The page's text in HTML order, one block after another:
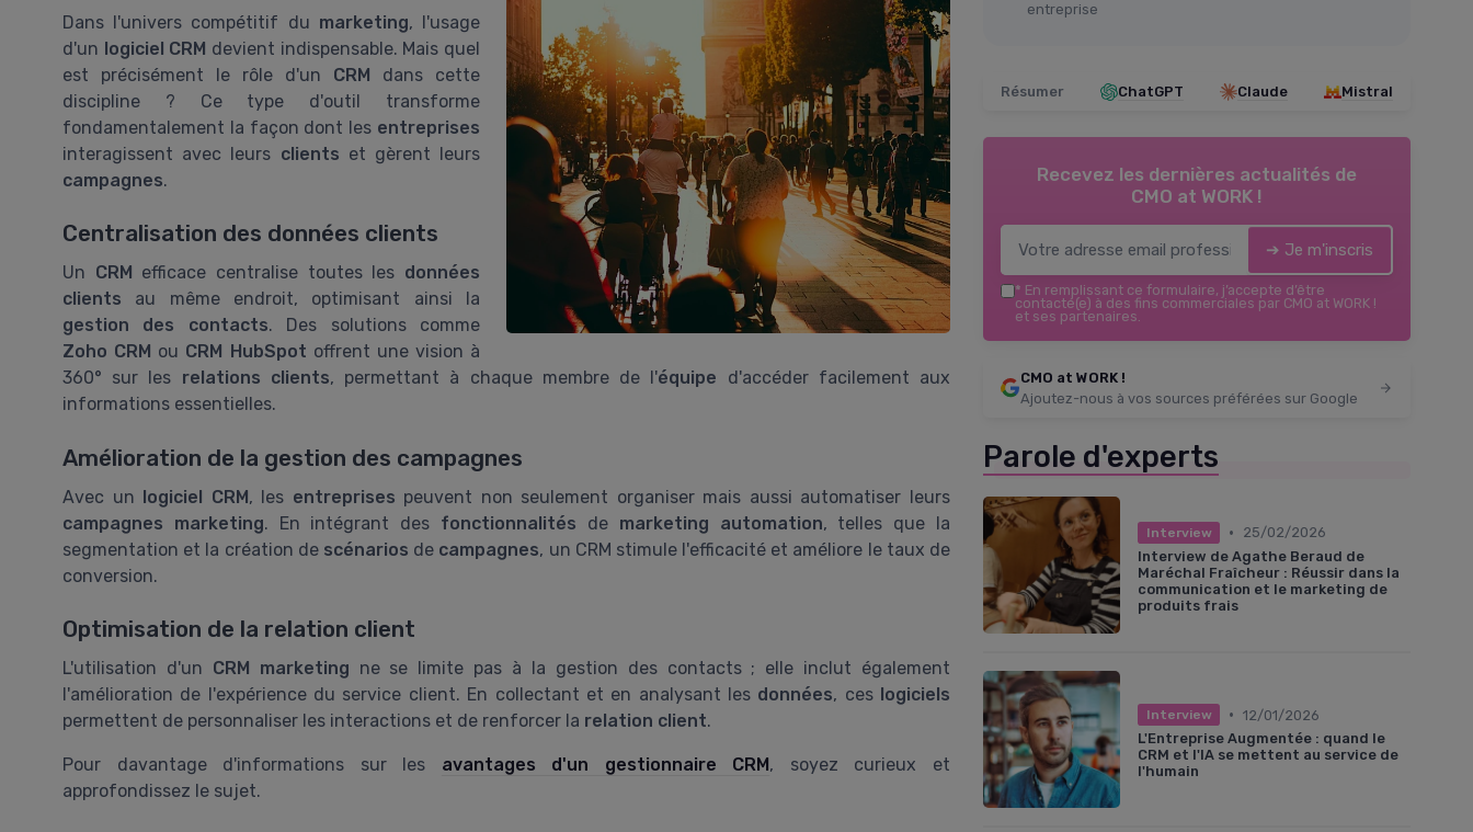
Dans l'univers compétitif du marketing, l'usage
d'un logiciel CRM devient indispensable. Mais quel
est précisément le rôle d'un CRM dans cette
discipline ? Ce type d'outil transforme
fondamentalement la façon dont les entreprises
interagissent avec leurs clients et gèrent leurs
campagnes.
Centralisation des données clients
Un CRM efficace centralise toutes les données
clients au même endroit, optimisant ainsi la
gestion des contacts. Des solutions comme
Zoho CRM ou CRM HubSpot offrent une vision à
360° sur les relations clients, permettant à chaque membre de l'équipe d'accéder facilement aux
informations essentielles.
Amélioration de la gestion des campagnes
Avec un logiciel CRM, les entreprises peuvent non seulement organiser mais aussi automatiser leurs
campagnes marketing. En intégrant des fonctionnalités de marketing automation, telles que la
segmentation et la création de scénarios de campagnes, un CRM stimule l'efficacité et améliore le taux de
conversion.
Optimisation de la relation client
L'utilisation d'un CRM marketing ne se limite pas à la gestion des contacts ; elle inclut également
l'amélioration de l'expérience du service client. En collectant et en analysant les données, ces logiciels
permettent de personnaliser les interactions et de renforcer la relation client.
Pour davantage d'informations sur les avantages d'un gestionnaire CRM, soyez curieux et
approfondissez le sujet.
entreprise
Résumer ChatGPT Claude Mistral
Recevez les dernières actualités de
CMO at WORK !
➔ Je m'inscris
* En remplissant ce formulaire, j’accepte d’être
contacté(e) à des fins commerciales par CMO at WORK !
et ses partenaires.
CMO at WORK !
Ajoutez-nous à vos sources préférées sur Google
Parole d'experts
Interview •
25/02/2026
Interview de Agathe Beraud de
Maréchal Fraîcheur : Réussir dans la
communication et le marketing de
produits frais
Interview • 12/01/2026
L'Entreprise Augmentée : quand le
CRM et l'IA se mettent au service de
l'humain